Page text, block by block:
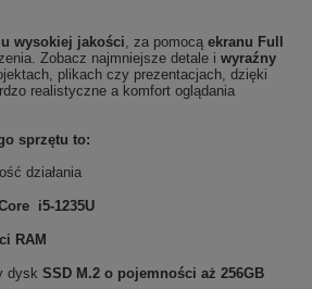
wysokiej jakości, za pomocą ekranu Full
Zobacz najmniejsze detale i wyraźny
plikach czy prezentacjach, dzięki
realistyczne a komfort oglądania
sprzętu to:
działania
i5-1235U
RAM
dysk SSD M.2 o pojemności aż 256GB